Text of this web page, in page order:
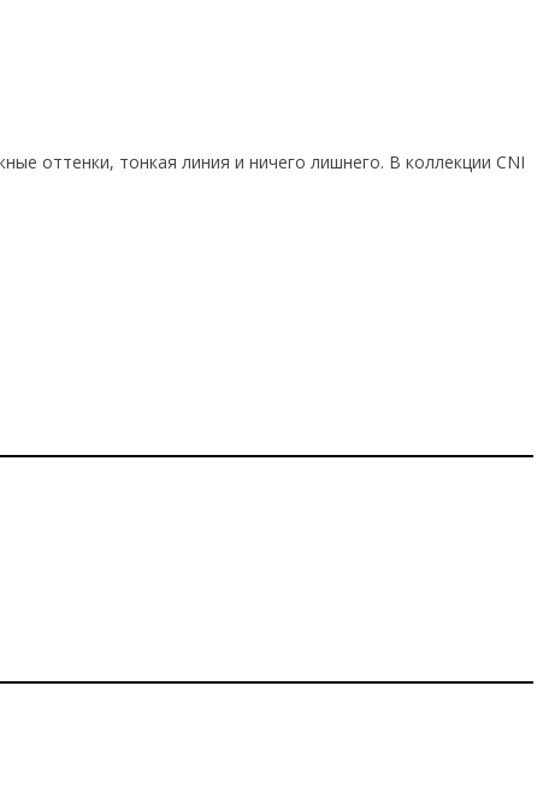
оттенки, тонкая линия и ничего лишнего. В коллекции CNI